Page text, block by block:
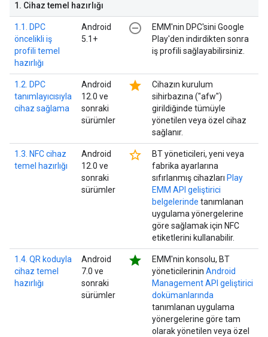
1 . Cihaz temel hazırlığı
1.1. DPC
öncelikli iş
profili temel
hazırlığı
Android
5.1+
remove_circle_outline
EMM'nin DPC'sini Google
Play'den indirdikten sonra
iş profili sağlayabilirsiniz.
1.2. DPC
tanımlayıcısıyla
cihaz sağlama
Android
12.0 ve
sonraki
sürümler
star
Cihazın kurulum
sihirbazına ("afw")
girildiğinde tümüyle
yönetilen veya özel cihaz
sağlanır.
1.3. NFC cihaz
temel hazırlığı
Android
12.0 ve
sonraki
sürümler
star_border
BT yöneticileri, yeni veya
fabrika ayarlarına
sıfırlanmış cihazları Play
EMM API geliştirici
belgelerinde tanımlanan
uygulama yönergelerine
göre sağlamak için NFC
etiketlerini kullanabilir.
1.4. QR koduyla
cihaz temel
hazırlığı
Android
7.0 ve
sonraki
sürümler
star
EMM'nin konsolu, BT
yöneticilerinin Android
Management API geliştirici
dokümanlarında
tanımlanan uygulama
yönergelerine göre tam
olarak yönetilen veya özel